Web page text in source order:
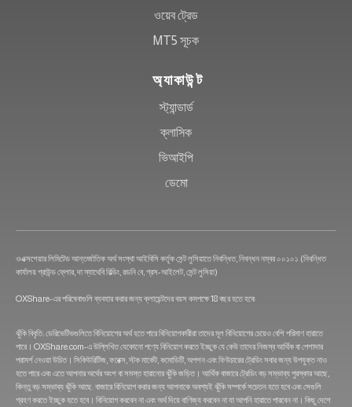
ওয়েব ট্রেড
MT5 সূচক
অ্যাকাউন্ট
স্ট্যান্ডার্ড
ক্লাসিক
ভিআইপি
ডেমো
ওএক্সশেয়ার লিমিটেড আন্তর্জাতিক অর্থ সংস্থা আইবিসি কর্তৃক সেন্ট লুসিয়াতে নিবন্ধিত, নিবন্ধন নম্বর ০০১০১ (নিবন্ধিত
কার্যালয় গ্রাউন্ড ফ্লোর, দা স্যাথেবি বিল্ডিং, রডনি বে, গ্রস-আইলেট, সেন্ট লুসিয়া)
OXShare-এর পরিষেবাগুলি ব্যবহার করার জন্য ক্লায়েন্টদের বয়স কমপক্ষে 18 বছর হতে হবে৷
ঝুঁকি বিবৃতি: ডেরিভেটিভগুলিতে বিনিয়োগের অর্থ হতে পারে বিনিয়োগকারীরা তাদের মূল বিনিয়োগের চেয়েও বেশি পরিমাণ হারাতে
পারে। OXShare.com-এ উল্লিখিত যেকোনো পণ্যে বিনিয়োগ করতে ইচ্ছুক যে কেউ তাদের নিজস্ব আর্থিক বা পেশাদার
পরামর্শ নেওয়া উচিত। সিকিউরিটিজ, ফরেক্স, স্টক মার্কেট, কমোডিটি, অপশন এবং ফিউচারের ট্রেডিং সবার জন্য উপযুক্ত নাও
হতে পারে এবং এতে আপনার অর্থের অংশ বা সমস্ত হারানোর ঝুঁকি জড়িত। আর্থিক বাজারে ট্রেডিং বড় সম্ভাব্য পুরস্কার আছে,
কিন্তু বড় সম্ভাব্য ঝুঁকি আছে. বাজারে বিনিয়োগ করার জন্য আপনাকে অবশ্যই ঝুঁকি সম্পর্কে সচেতন হতে হবে এবং সেগুলি
গ্রহণ করতে ইচ্ছুক হতে হবে। বিনিয়োগ করবেন না এবং অর্থ দিয়ে বাণিজ্য করবেন না যা আপনি হারাতে পারবেন না। কিছু দেশে